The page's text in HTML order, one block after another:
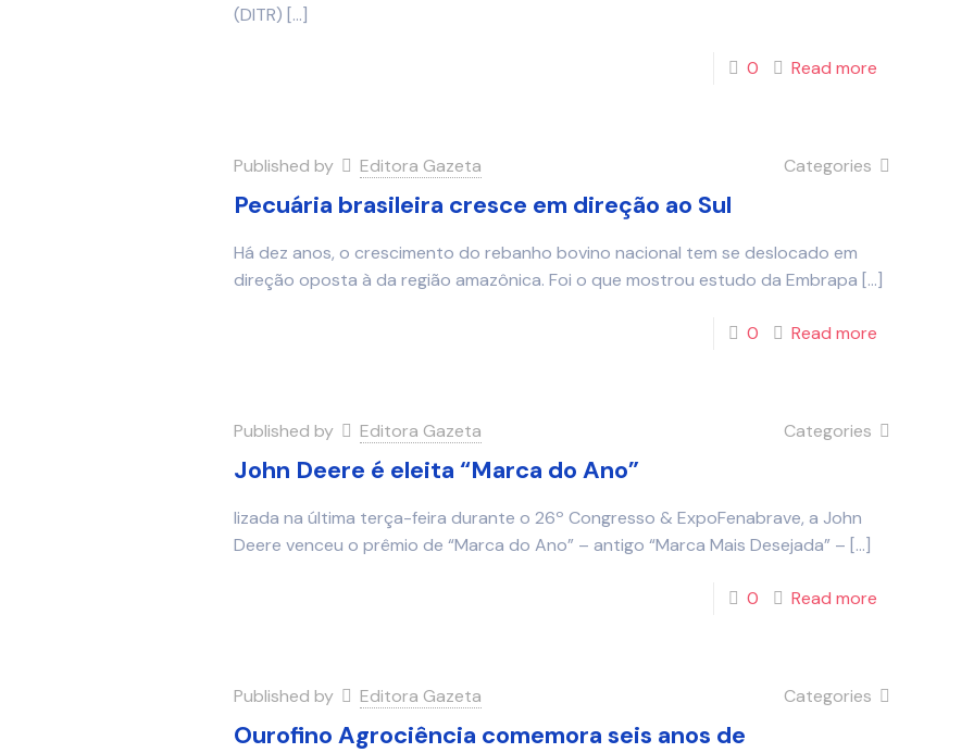
(DITR) […]
0 Read more
Published by Editora Gazeta Categories
Pecuária brasileira cresce em direção ao Sul
Há dez anos, o crescimento do rebanho bovino nacional tem se deslocado em
direção oposta à da região amazônica. Foi o que mostrou estudo da Embrapa […]
0 Read more
Published by Editora Gazeta Categories
John Deere é eleita “Marca do Ano”
lizada na última terça-feira durante o 26º Congresso & ExpoFenabrave, a John
Deere venceu o prêmio de “Marca do Ano” – antigo “Marca Mais Desejada” – […]
0 Read more
Published by Editora Gazeta Categories
Ourofino Agrociência comemora seis anos de